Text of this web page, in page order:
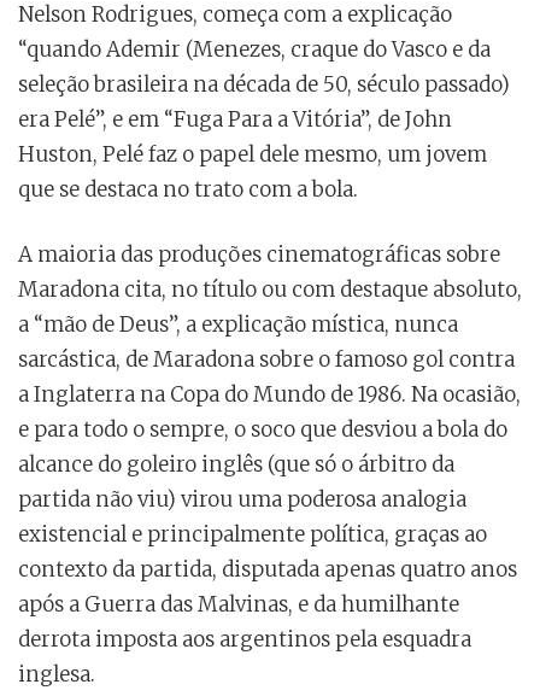
Nelson Rodrigues, começa com a explicação
“quando Ademir (Menezes, craque do Vasco e da
seleção brasileira na década de 50, século passado)
era Pelé”, e em “Fuga Para a Vitória”, de John
Huston, Pelé faz o papel dele mesmo, um jovem
que se destaca no trato com a bola.
A maioria das produções cinematográficas sobre
Maradona cita, no título ou com destaque absoluto,
a “mão de Deus”, a explicação mística, nunca
sarcástica, de Maradona sobre o famoso gol contra
a Inglaterra na Copa do Mundo de 1986. Na ocasião,
e para todo o sempre, o soco que desviou a bola do
alcance do goleiro inglês (que só o árbitro da
partida não viu) virou uma poderosa analogia
existencial e principalmente política, graças ao
contexto da partida, disputada apenas quatro anos
após a Guerra das Malvinas, e da humilhante
derrota imposta aos argentinos pela esquadra
inglesa.